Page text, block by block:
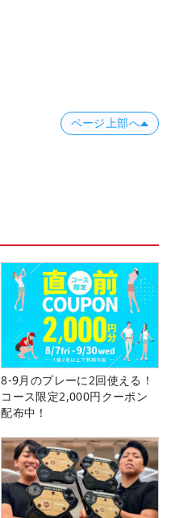
ページ上部へ
8-9月のプレーに2回使える！
コース限定2,000円クーポン
配布中！